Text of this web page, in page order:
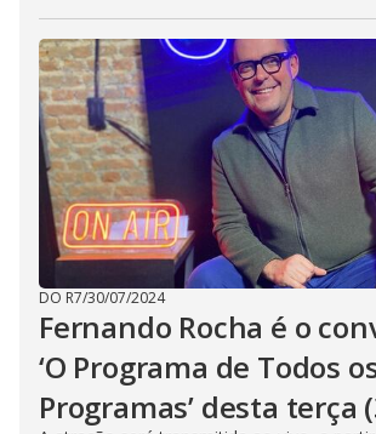
DO R7/30/07/2024
Fernando Rocha é o
‘O Programa de Todos
Programas’ desta terça